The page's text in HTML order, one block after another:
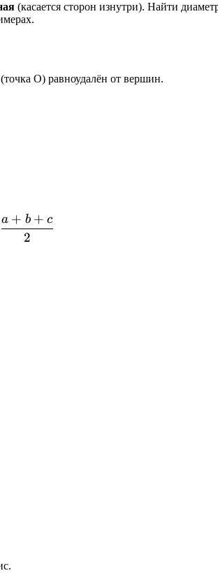
(касается сторон изнутри). Найти
O) равноудалён от вершин.
\cdot b \cdot c}{2S}
a)(p - b)(p - c)}, \quad p =
2
a + b + c
A}
= \frac{2a\sqrt{3}}{3}